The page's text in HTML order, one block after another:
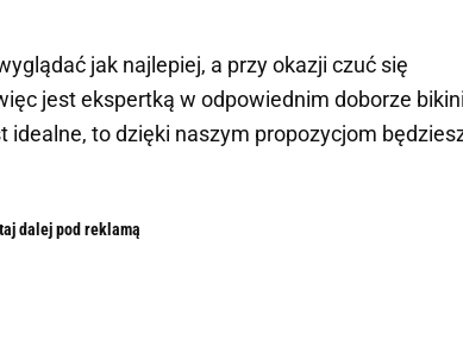
jak najlepiej, a przy okazji czuć się
jest ekspertką w odpowiednim doborze
idealne, to dzięki naszym propozycjom